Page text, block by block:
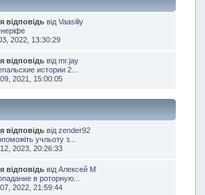
відповідьвід Vaasiliy
2022, 13:30:29
відповідьвід mr.jay
истории 2...
09, 2021, 15:00:05
відповідьвід zender92
учльоту з...
12, 2023, 20:26:33
відповідьвід Алексей М
в роторную...
07, 2022, 21:59:44